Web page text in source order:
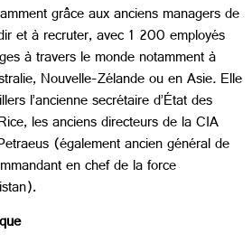
grâce aux anciens managers de
et à recruter, avec 1 200 employés
à travers le monde notamment à
Nouvelle-Zélande ou en Asie.Elle
l’ancienne secrétaire d’État des
les anciens directeurs de la CIA
(également ancien général de
en chef de la force